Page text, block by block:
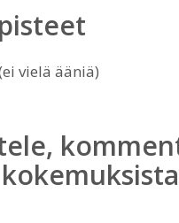
vielä ääniä)